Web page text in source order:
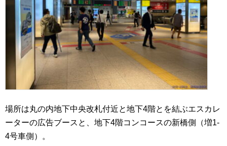
場所は丸の内地下中央改札付近と地下4階とを結ぶエスカレ
ーターの広告ブースと、地下4階コンコースの新橋側（増1-
4号車側）。